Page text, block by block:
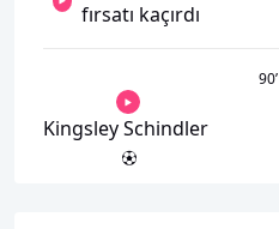
fırsatı kaçırdı
90’
Kingsley Schindler